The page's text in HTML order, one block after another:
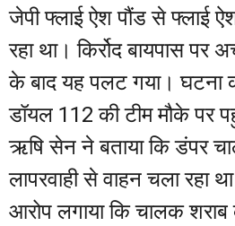
जेपी फ्लाई ऐश पौंड से फ्लाई
रहा था। किर्रोद बायपास
के बाद यह पलट गया। घटना
डॉयल 112 की टीम मौके पर
ऋषि सेन ने बताया कि डंपर
लापरवाही से वाहन चला रहा
आरोप लगाया कि चालक